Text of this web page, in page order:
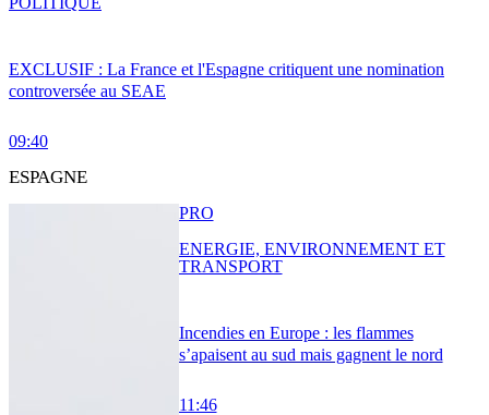
EXCLUSIF : La France et l'Espagne critiquent une nomination
controversée au SEAE
09:40
ESPAGNE
Incendies en Europe : les flammes
s’apaisent au sud mais gagnent le nord
11:46
PRO
ENERGIE, ENVIRONNEMENT ET
TRANSPORT